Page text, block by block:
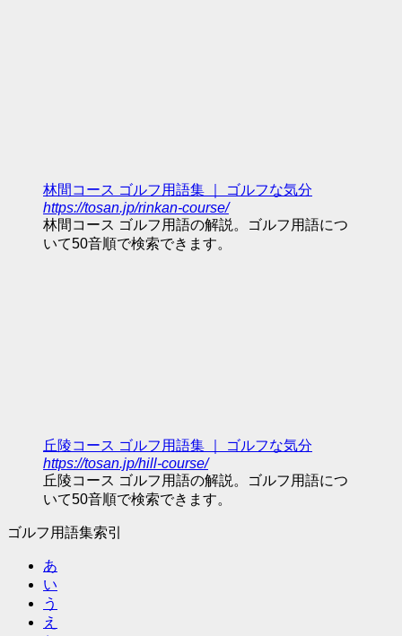
林間コース ゴルフ用語集 ｜ ゴルフな気分
https://tosan.jp/rinkan-course/
林間コース ゴルフ用語の解説。ゴルフ用語につ
いて50音順で検索できます。
丘陵コース ゴルフ用語集 ｜ ゴルフな気分
https://tosan.jp/hill-course/
丘陵コース ゴルフ用語の解説。ゴルフ用語につ
いて50音順で検索できます。
ゴルフ用語集索引
あ
い
う
え